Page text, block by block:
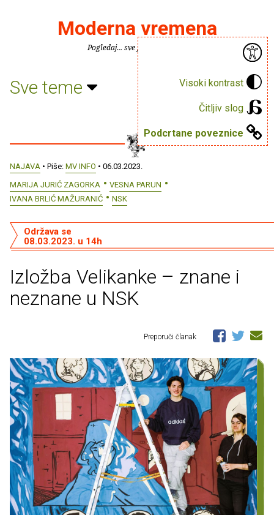
Visoki kontrast
Čitljiv slog
Podcrtane poveznice
Moderna vremena
Pogledaj... sve je puno knjiga.
Sve teme
NAJAVA • Piše: MV INFO • 06.03.2023.
MARIJA JURIĆ ZAGORKA
VESNA PARUN
IVANA BRLIĆ MAŽURANIĆ
NSK
Izložba Velikanke – znane i
neznane u NSK
Održava se
08.03.2023. u 14h
Preporuči članak